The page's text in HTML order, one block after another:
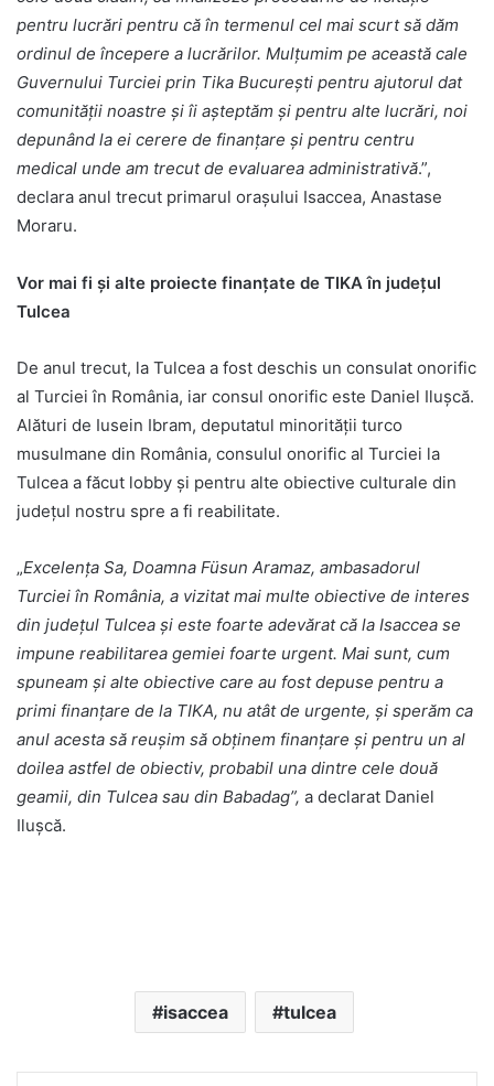
pentru lucrări pentru că în termenul cel mai scurt să dăm
ordinul de începere a lucrărilor. Mulţumim pe această cale
Guvernului Turciei prin Tika Bucureşti pentru ajutorul dat
comunităţii noastre şi îi aşteptăm şi pentru alte lucrări, noi
depunând la ei cerere de finanţare şi pentru centru
medical unde am trecut de evaluarea administrativă.”,
declara anul trecut primarul oraşului Isaccea, Anastase
Moraru.
Vor mai fi şi alte proiecte finanţate de TIKA în judeţul
Tulcea
De anul trecut, la Tulcea a fost deschis un consulat onorific
al Turciei în România, iar consul onorific este Daniel Iluşcă.
Alături de Iusein Ibram, deputatul minorităţii turco
musulmane din România, consulul onorific al Turciei la
Tulcea a făcut lobby şi pentru alte obiective culturale din
judeţul nostru spre a fi reabilitate.
„Excelenţa Sa, Doamna Füsun Aramaz, ambasadorul
Turciei în România, a vizitat mai multe obiective de interes
din judeţul Tulcea şi este foarte adevărat că la Isaccea se
impune reabilitarea gemiei foarte urgent. Mai sunt, cum
spuneam şi alte obiective care au fost depuse pentru a
primi finanţare de la TIKA, nu atât de urgente, şi sperăm ca
anul acesta să reuşim să obţinem finanţare şi pentru un al
doilea astfel de obiectiv, probabil una dintre cele două
geamii, din Tulcea sau din Babadag”, a declarat Daniel
Iluşcă.
isaccea tulcea